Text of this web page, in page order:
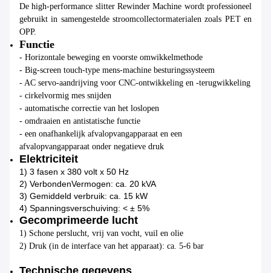
De high-performance slitter Rewinder Machine wordt professioneel
gebruikt in samengestelde stroomcollectormaterialen zoals PET en
OPP.
Functie
- Horizontale beweging en voorste omwikkelmethode
- Big-screen touch-type mens-machine besturingssysteem
- AC servo-aandrijving voor CNC-ontwikkeling en -terugwikkeling
- cirkelvormig mes snijden
- automatische correctie van het loslopen
- omdraaien en antistatische functie
- een onafhankelijk afvalopvangapparaat en een
afvalopvangapparaat onder negatieve druk
Elektriciteit
1) 3 fasen x 380 volt x 50 Hz
2) VerbondenVermogen: ca. 20 kVA
3) Gemiddeld verbruik: ca. 15 kW
4) Spanningsverschuiving: < ± 5%
Gecomprimeerde lucht
1) Schone perslucht, vrij van vocht, vuil en olie
2) Druk (in de interface van het apparaat): ca. 5-6 bar